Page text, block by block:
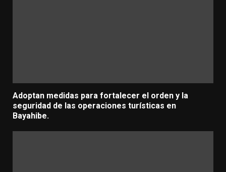
Adoptan medidas para fortalecer el orden y la
seguridad de las operaciones turísticas en
Bayahibe.